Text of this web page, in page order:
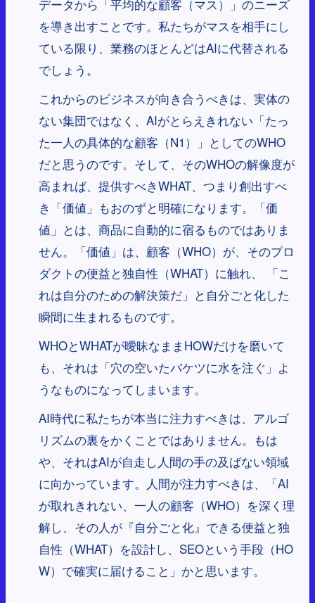
データから「平均的な顧客（マス）」のニーズ
を導き出すことです。私たちがマスを相手にし
ている限り、業務のほとんどはAIに代替される
でしょう。
これからのビジネスが向き合うべきは、実体の
ない集団ではなく、AIがとらえきれない「たっ
た一人の具体的な顧客（N1）」としてのWHO
だと思うのです。そして、そのWHOの解像度が
高まれば、提供すべきWHAT、つまり創出すべ
き「価値」もおのずと明確になります。「価
値」とは、商品に自動的に宿るものではありま
せん。「価値」は、顧客（WHO）が、そのプロ
ダクトの便益と独自性（WHAT）に触れ、 「こ
れは自分のための解決策だ」と自分ごと化した
瞬間に生まれるものです。
WHOとWHATが曖昧なままHOWだけを磨いて
も、それは「穴の空いたバケツに水を注ぐ」よ
うなものになってしまいます。
AI時代に私たちが本当に注力すべきは、アルゴ
リズムの裏をかくことではありません。もは
や、それはAIが自走し人間の手の及ばない領域
に向かっています。人間が注力すべきは、「AI
が取れきれない、一人の顧客（WHO）を深く理
解し、その人が『自分ごと化』できる便益と独
自性（WHAT）を設計し、SEOという手段（HO
W）で確実に届けること」かと思います。